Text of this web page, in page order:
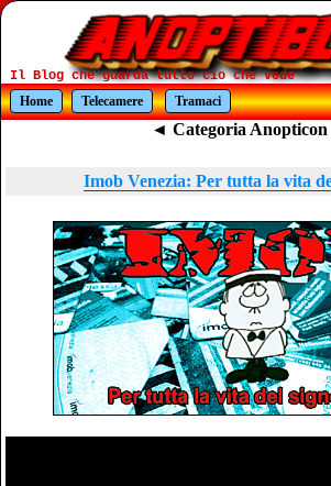
Il Blog che guarda tutto cio che vede
Home
Telecamere Tramaci
◄ Categoria
Imob Venezia: Per tutta la vita